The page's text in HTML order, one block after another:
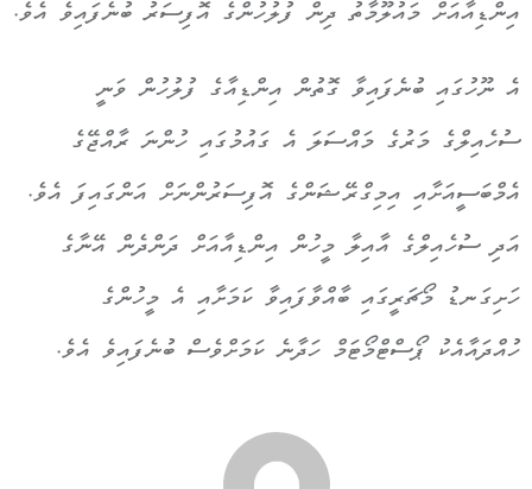
އިންޑިއާއަށް މައުލޫމާތު ދިން ފުލުހުންގެ އޮފިސަރު ބުނެފައިވެ އެވެ.
އެ ނޫހުގައި ބުނެފައިވާ ގޮތުން އިންޑިއާގެ ފުލުހުން ވަނީ
ސުހެއިލްގެ މަރުގެ މައްސަލަ އެ ގައުމުގައި ހުންނަ ރާއްޖޭގެ
އެމްބަސީއަށާއި އިމިގްރޭޝަންގެ އޮފިސަރުންނަށް އަންގައިފަ އެވެ.
އަދި ސުހެއިލްގެ އާއިލާ މީހުން އިންޑިއާއަށް ދަންދެން އޭނާގެ
ހަށިގަނޑު މޯޗަރީގައި ބާއްވާފައިވާ ކަމަށާއި އެ މީހުންގެ
ހުއްދައާއެކު ޕޯސްޓްމޯޓަމް ހަދާނެ ކަމަށްވެސް ބުނެފައިވެ އެވެ.